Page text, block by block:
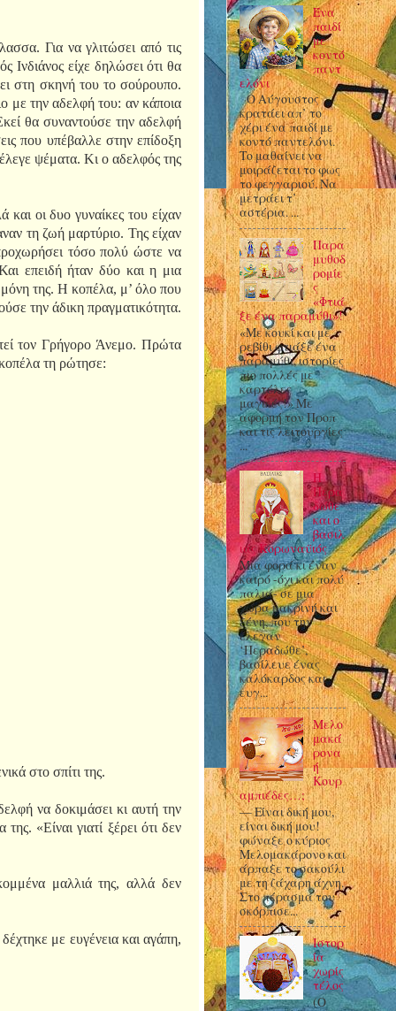
Για να γλιτώσει από τις
Ινδιάνος είχε δηλώσει ότι θα
στη σκηνή του το σούρουπο.
με την αδελφή του: αν κάποια
θα συναντούσε την αδελφή
που υπέβαλλε στην επίδοξη
ψέματα. Κι ο αδελφός της
και οι δυο γυναίκες του είχαν
τη ζωή μαρτύριο. Της είχαν
τόσο πολύ ώστε να
επειδή ήταν δύο και η μια
μόνη της. Η κοπέλα, μ’ όλο που
την άδικη πραγματικότητα.
τον Γρήγορο Άνεμο. Πρώτα
τη ρώτησε:
στο σπίτι της.
να δοκιμάσει κι αυτή την
«Είναι γιατί ξέρει ότι δεν
μαλλιά της, αλλά δεν
με ευγένεια και αγάπη,
Ένα
παιδί
με
κοντό
παντ
ελόνι
Ο Αύγουστος
κρατάει απ’ το
χέρι ένα παιδί με
κοντό παντελόνι.
Το μαθαίνει να
μοιράζεται το φως
το φεγγαριού. Να
μετράει τ’
αστέρια. ...
Παρα
μυθοδ
ρομίε
ς
«Φτιά
ξε ένα παραμύθι»!
«Με κουκί και με
ρεβίθι φτιάξε ένα
παραμύθι, ιστορίες
πιο πολλές με
καρτέλες
μαγικές!» Με
αφορμή τον Προπ
και τις λειτουργίες
...
Η
Περα
δώθε
και ο
βασιλ
ιάς Κορωναϋιός
Μια φορά κι έναν
καιρό -όχι και πολύ
παλιά- σε μια
χώρα μακρινή και
ξένη, που την
έλεγαν
‘Περαδώθε’,
βασίλευε ένας
καλόκαρδος και
ευγ...
Μελο
μακά
ρονα
ή
Κουρ
αμπιέδες…;
— Είναι δική μου,
είναι δική μου!
φώναξε ο κύριος
Μελομακάρονο και
άρπαξε το σακούλι
με τη ζάχαρη άχνη.
Στο πέρασμά του
σκόρπισε...
Ιστορ
ία
χωρίς
τέλος
(Ο